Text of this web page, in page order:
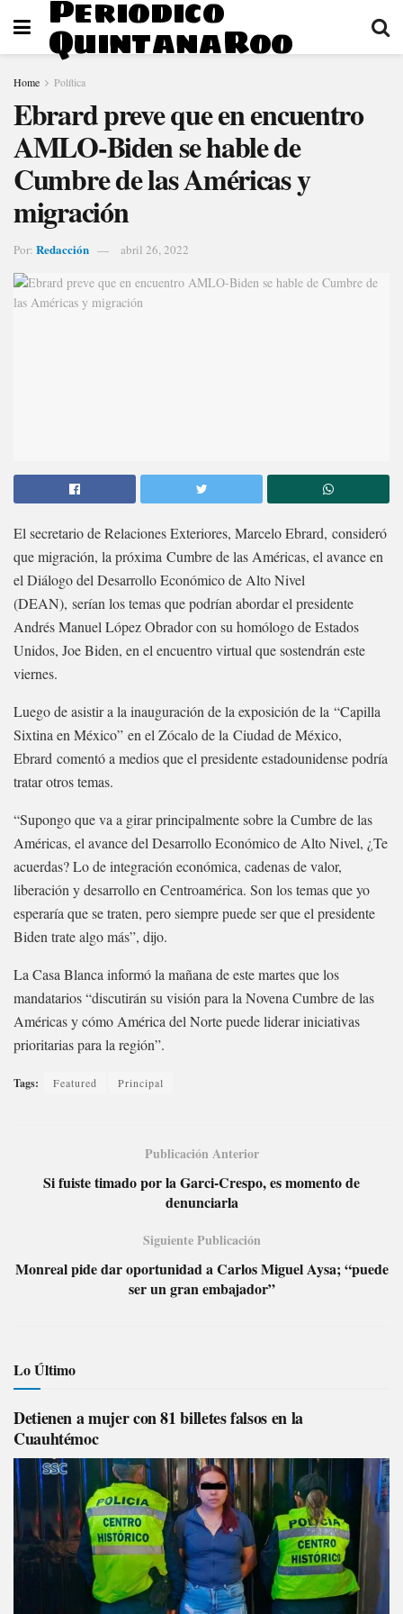
Periodico
QuintanaRoo
Home Política
Ebrard preve que en encuentro
AMLO-Biden se hable de
Cumbre de las Américas y
migración
Por: Redacción abril 26, 2022
El secretario de Relaciones Exteriores, Marcelo Ebrard, consideró
que migración, la próxima Cumbre de las Américas, el avance en
el Diálogo del Desarrollo Económico de Alto Nivel
(DEAN), serían los temas que podrían abordar el presidente
Andrés Manuel López Obrador con su homólogo de Estados
Unidos, Joe Biden, en el encuentro virtual que sostendrán este
viernes.
Luego de asistir a la inauguración de la exposición de la “Capilla
Sixtina en México” en el Zócalo de la Ciudad de México,
Ebrard comentó a medios que el presidente estadounidense podría
tratar otros temas.
“Supongo que va a girar principalmente sobre la Cumbre de las
Américas, el avance del Desarrollo Económico de Alto Nivel, ¿Te
acuerdas? Lo de integración económica, cadenas de valor,
liberación y desarrollo en Centroamérica. Son los temas que yo
esperaría que se traten, pero siempre puede ser que el presidente
Biden trate algo más”, dijo.
La Casa Blanca informó la mañana de este martes que los
mandatarios “discutirán su visión para la Novena Cumbre de las
Américas y cómo América del Norte puede liderar iniciativas
prioritarias para la región”.
Tags: Featured Principal
Publicación Anterior
Si fuiste timado por la Garci-Crespo, es momento de
denunciarla
Siguiente Publicación
Monreal pide dar oportunidad a Carlos Miguel Aysa; “puede
ser un gran embajador”
Lo Último
Detienen a mujer con 81 billetes falsos en la
Cuauhtémoc